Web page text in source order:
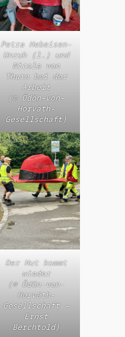
Petra Hebeisen-
Unruh (l.) und
Nicola von
Thurn bei der
Arbeit
(© Ödön-von-
Horváth-
Gesellschaft)
Der Hut kommt
wieder
(© Ödön-von-
Horváth-
Gesellschaft –
Ernst
Berchtold)